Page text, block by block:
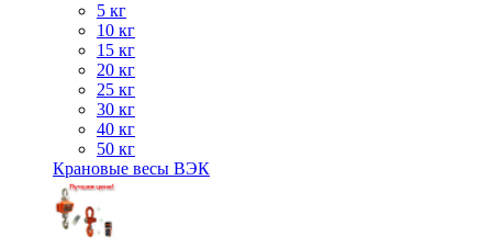
5 кг
10 кг
15 кг
20 кг
25 кг
30 кг
40 кг
50 кг
Крановые весы ВЭК